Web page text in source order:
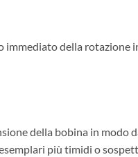
della rotazione
della bobina in modo
più timidi o